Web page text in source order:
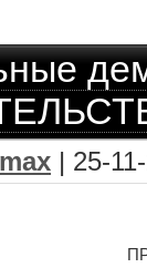
max | 25-